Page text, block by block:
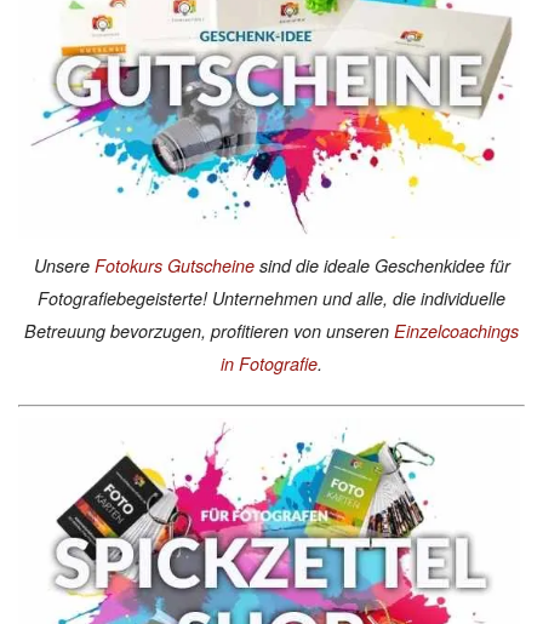
Unsere Fotokurs Gutscheinesind die ideale Geschenkidee für
Fotografiebegeisterte! Unternehmen und alle, die individuelle
Betreuung bevorzugen, profitieren von unseren Einzelcoachings
in Fotografie.